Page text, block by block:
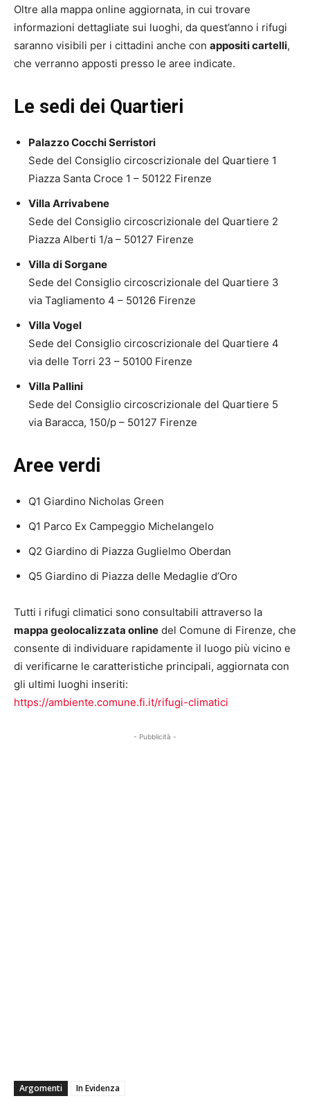
Oltre alla mappa online aggiornata, in cui trovare
informazioni dettagliate sui luoghi, da quest’anno i rifugi
saranno visibili per i cittadini anche con appositi cartelli,
che verranno apposti presso le aree indicate.
Le sedi dei Quartieri
Palazzo Cocchi Serristori
Sede del Consiglio circoscrizionale del Quartiere 1
Piazza Santa Croce 1 – 50122 Firenze
Villa Arrivabene
Sede del Consiglio circoscrizionale del Quartiere 2
Piazza Alberti 1/a – 50127 Firenze
Villa di Sorgane
Sede del Consiglio circoscrizionale del Quartiere 3
via Tagliamento 4 – 50126 Firenze
Villa Vogel
Sede del Consiglio circoscrizionale del Quartiere 4
via delle Torri 23 – 50100 Firenze
Villa Pallini
Sede del Consiglio circoscrizionale del Quartiere 5
via Baracca, 150/p – 50127 Firenze
Aree verdi
Q1 Giardino Nicholas Green
Q1 Parco Ex Campeggio Michelangelo
Q2 Giardino di Piazza Guglielmo Oberdan
Q5 Giardino di Piazza delle Medaglie d’Oro
Tutti i rifugi climatici sono consultabili attraverso la
mappa geolocalizzata online del Comune di Firenze, che
consente di individuare rapidamente il luogo più vicino e
di verificarne le caratteristiche principali, aggiornata con
gli ultimi luoghi inseriti:
https://ambiente.comune.fi.it/rifugi-climatici
- Pubblicità -
Argomenti In Evidenza